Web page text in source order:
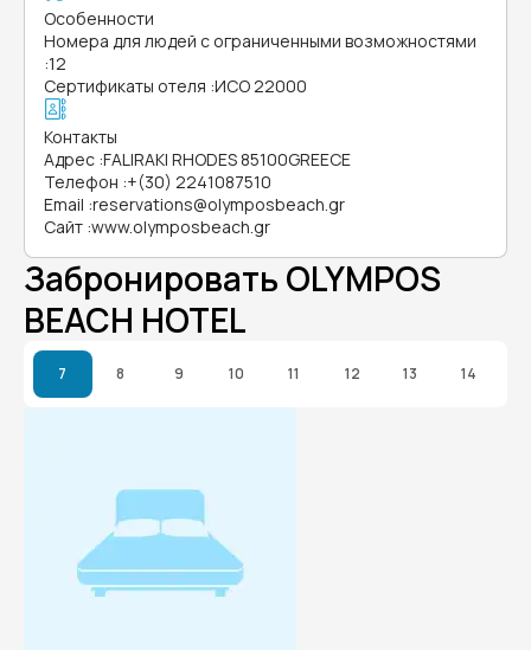
Особенности
Номера для людей с ограниченными возможностями
:12
Сертификаты отеля :ИСО 22000
Контакты
Адрес :FALIRAKI RHODES 85100GREECE
Телефон :+(30) 2241087510
Email :reservations@olymposbeach.gr
Сайт :www.olymposbeach.gr
Забронировать OLYMPOS
BEACH HOTEL
7 8 9 10 11 12 13 14